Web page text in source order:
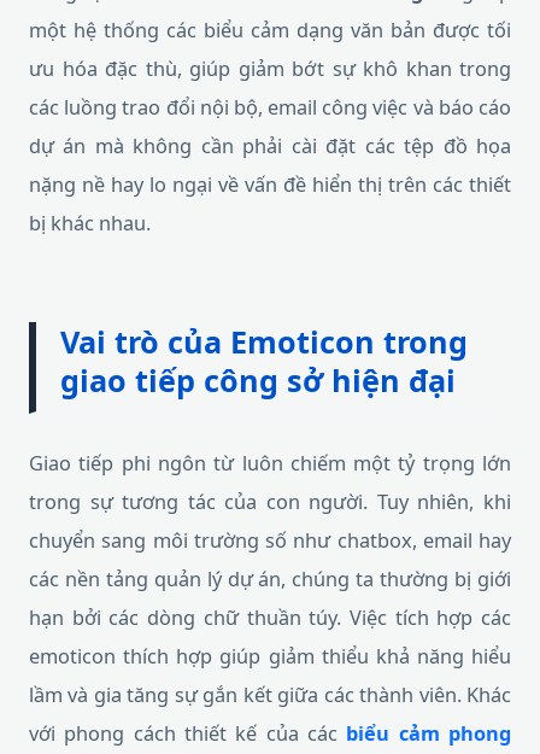
một hệ thống các biểu cảm dạng văn bản được tối
ưu hóa đặc thù, giúp giảm bớt sự khô khan trong
các luồng trao đổi nội bộ, email công việc và báo cáo
dự án mà không cần phải cài đặt các tệp đồ họa
nặng nề hay lo ngại về vấn đề hiển thị trên các thiết
bị khác nhau.
Vai trò của Emoticon trong
giao tiếp công sở hiện đại
Giao tiếp phi ngôn từ luôn chiếm một tỷ trọng lớn
trong sự tương tác của con người. Tuy nhiên, khi
chuyển sang môi trường số như chatbox, email hay
các nền tảng quản lý dự án, chúng ta thường bị giới
hạn bởi các dòng chữ thuần túy. Việc tích hợp các
emoticon thích hợp giúp giảm thiểu khả năng hiểu
lầm và gia tăng sự gắn kết giữa các thành viên. Khác
với phong cách thiết kế của các biểu cảm phong